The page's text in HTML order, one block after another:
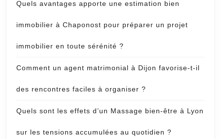
Quels avantages apporte une estimation bien
immobilier à Chaponost pour préparer un projet
immobilier en toute sérénité ?
Comment un agent matrimonial à Dijon favorise-t-il
des rencontres faciles à organiser ?
Quels sont les effets d’un Massage bien-être à Lyon
sur les tensions accumulées au quotidien ?